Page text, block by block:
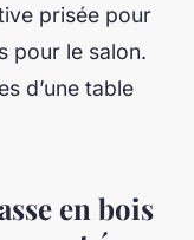
prisée pour
pour le salon.
d’une table
en bois